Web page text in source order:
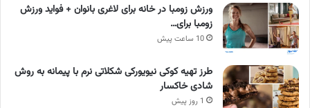
ورزش زومبا در خانه برای لاغری بانوان + فواید ورزش
زومبا برای…
10 ساعت پیش
طرز تهیه کوکی نیویورکی شکلاتی نرم با پیمانه به روش
شادی خاکسار
1 روز پیش